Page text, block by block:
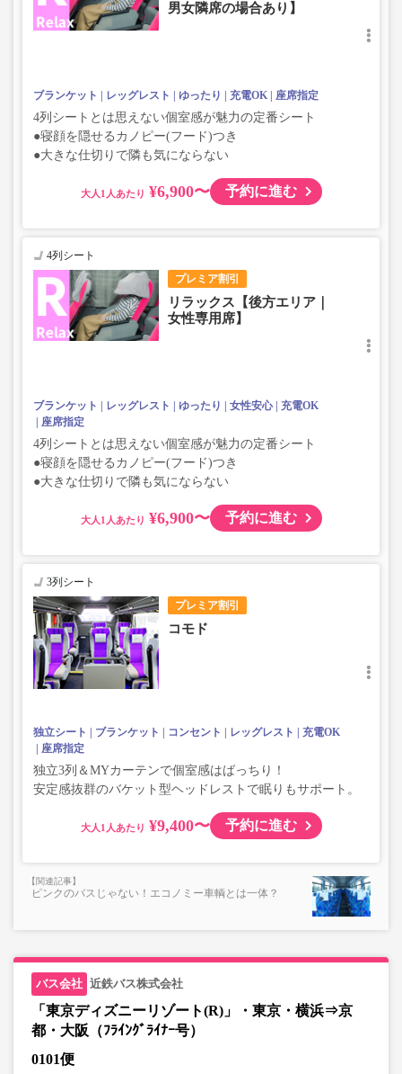
男女隣席の場合あり】
ブランケット レッグレスト ゆったり 充電OK 座席指定
4列シートとは思えない個室感が魅力の定番シート
●寝顔を隠せるカノピー(フード)つき
●大きな仕切りで隣も気にならない
大人 ¥6,900〜 予約に進む
プレミア割引
4列シート
リラックス【後方エリア｜
女性専用席】
ブランケット レッグレスト ゆったり 女性安心
充電OK
座席指定
4列シートとは思えない個室感が魅力の定番シート
●寝顔を隠せるカノピー(フード)つき
●大きな仕切りで隣も気にならない
大人 ¥6,900〜 予約に進む
プレミア割引
3列シート
コモド
独立シート ブランケット コンセント レッグレスト
充電OK
座席指定
独立3列＆MYカーテンで個室感はばっちり！
安定感抜群のバケット型ヘッドレストで眠りもサポート。
大人 ¥9,400〜 予約に進む
ピンクのバスじゃない！エコノミー車輌とは一体？
近鉄バス株式会社
「東京ディズニーリゾート(R)」・東京・横浜⇒京
都・大阪（ﾌﾗｲﾝｸﾞﾗｲﾅｰ号）
0101便